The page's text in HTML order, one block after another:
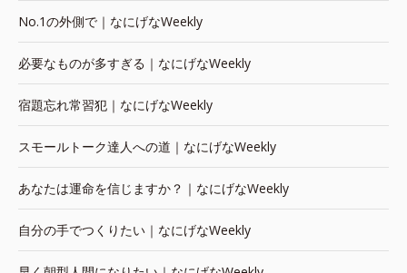
No.1の外側で｜なにげなWeekly
必要なものが多すぎる｜なにげなWeekly
宿題忘れ常習犯｜なにげなWeekly
スモールトーク達人への道｜なにげなWeekly
あなたは運命を信じますか？｜なにげなWeekly
自分の手でつくりたい｜なにげなWeekly